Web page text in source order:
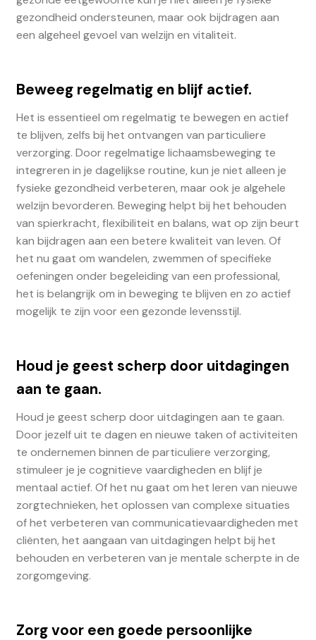
gezondheid ondersteunen, maar ook bijdragen aan
een algeheel gevoel van welzijn en vitaliteit.
Beweeg regelmatig en blijf actief.
Het is essentieel om regelmatig te bewegen en actief
te blijven, zelfs bij het ontvangen van particuliere
verzorging. Door regelmatige lichaamsbeweging te
integreren in je dagelijkse routine, kun je niet alleen je
fysieke gezondheid verbeteren, maar ook je algehele
welzijn bevorderen. Beweging helpt bij het behouden
van spierkracht, flexibiliteit en balans, wat op zijn beurt
kan bijdragen aan een betere kwaliteit van leven. Of
het nu gaat om wandelen, zwemmen of specifieke
oefeningen onder begeleiding van een professional,
het is belangrijk om in beweging te blijven en zo actief
mogelijk te zijn voor een gezonde levensstijl.
Houd je geest scherp door uitdagingen
aan te gaan.
Houd je geest scherp door uitdagingen aan te gaan.
Door jezelf uit te dagen en nieuwe taken of activiteiten
te ondernemen binnen de particuliere verzorging,
stimuleer je je cognitieve vaardigheden en blijf je
mentaal actief. Of het nu gaat om het leren van nieuwe
zorgtechnieken, het oplossen van complexe situaties
of het verbeteren van communicatievaardigheden met
cliënten, het aangaan van uitdagingen helpt bij het
behouden en verbeteren van je mentale scherpte in de
zorgomgeving.
Zorg voor een goede persoonlijke